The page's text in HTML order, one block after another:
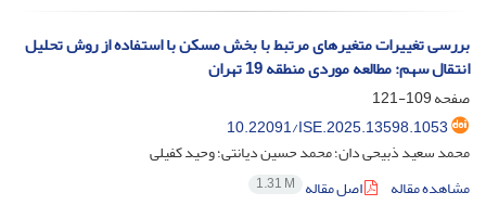
بررسی تغییرات متغیرهای مرتبط با بخش مسکن با استفاده از روش تحلیل
انتقال سهم: مطالعه موردی منطقه 19 تهران
صفحه109-121
10.22091/ISE.2025.13598.1053
محمد سعید ذبیحی دان؛ محمد حسین دیانتی؛ وحید کفیلی
مشاهده مقاله
اصل مقاله 1.31 M